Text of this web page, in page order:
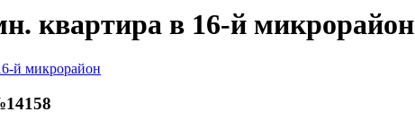
квартира в 16-й микрорайон